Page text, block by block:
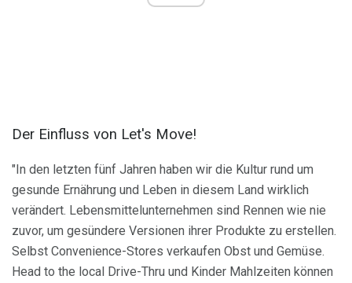
Der Einfluss von Let's Move!
"In den letzten fünf Jahren haben wir die Kultur rund um
gesunde Ernährung und Leben in diesem Land wirklich
verändert. Lebensmittelunternehmen sind Rennen wie nie
zuvor, um gesündere Versionen ihrer Produkte zu erstellen.
Selbst Convenience-Stores verkaufen Obst und Gemüse.
Head to the local Drive-Thru und Kinder Mahlzeiten können